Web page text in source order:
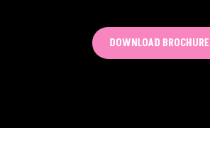
DOWNLOAD BROCHURE